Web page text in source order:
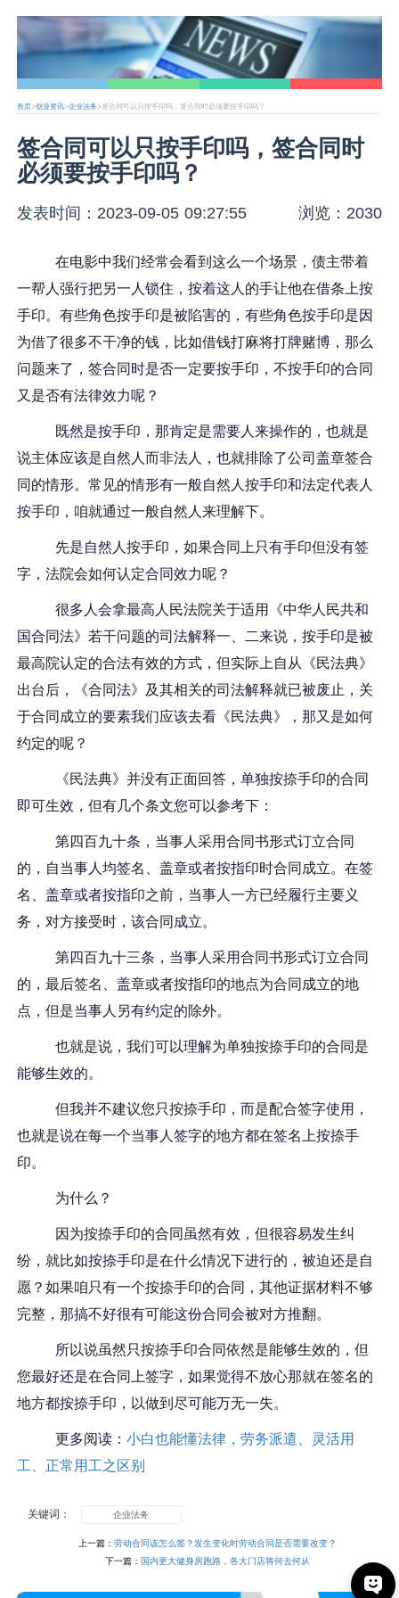
首页>创业资讯>企业法务>签合同可以只按手印吗，签合同时必须要按手印吗？
签合同可以只按手印吗，签合同时
必须要按手印吗？
发表时间：2023-09-05 09:27:55 浏览：2030
在电影中我们经常会看到这么一个场景，债主带着
一帮人强行把另一人锁住，按着这人的手让他在借条上按
手印。有些角色按手印是被陷害的，有些角色按手印是因
为借了很多不干净的钱，比如借钱打麻将打牌赌博，那么
问题来了，签合同时是否一定要按手印，不按手印的合同
又是否有法律效力呢？
既然是按手印，那肯定是需要人来操作的，也就是
说主体应该是自然人而非法人，也就排除了公司盖章签合
同的情形。常见的情形有一般自然人按手印和法定代表人
按手印，咱就通过一般自然人来理解下。
先是自然人按手印，如果合同上只有手印但没有签
字，法院会如何认定合同效力呢？
很多人会拿最高人民法院关于适用《中华人民共和
国合同法》若干问题的司法解释一、二来说，按手印是被
最高院认定的合法有效的方式，但实际上自从《民法典》
出台后，《合同法》及其相关的司法解释就已被废止，关
于合同成立的要素我们应该去看《民法典》，那又是如何
约定的呢？
《民法典》并没有正面回答，单独按捺手印的合同
即可生效，但有几个条文您可以参考下：
第四百九十条，当事人采用合同书形式订立合同
的，自当事人均签名、盖章或者按指印时合同成立。在签
名、盖章或者按指印之前，当事人一方已经履行主要义
务，对方接受时，该合同成立。
第四百九十三条，当事人采用合同书形式订立合同
的，最后签名、盖章或者按指印的地点为合同成立的地
点，但是当事人另有约定的除外。
也就是说，我们可以理解为单独按捺手印的合同是
能够生效的。
但我并不建议您只按捺手印，而是配合签字使用，
也就是说在每一个当事人签字的地方都在签名上按捺手
印。
为什么？
因为按捺手印的合同虽然有效，但很容易发生纠
纷，就比如按捺手印是在什么情况下进行的，被迫还是自
愿？如果咱只有一个按捺手印的合同，其他证据材料不够
完整，那搞不好很有可能这份合同会被对方推翻。
所以说虽然只按捺手印合同依然是能够生效的，但
您最好还是在合同上签字，如果觉得不放心那就在签名的
地方都按捺手印，以做到尽可能万无一失。
更多阅读：小白也能懂法律，劳务派遣、灵活用
工、正常用工之区别
关键词： 企业法务
上一篇： 劳动合同该怎么签？发生变化时劳动合同是否需要改变？
下一篇： 国内更大健身房跑路，各大门店将何去何从